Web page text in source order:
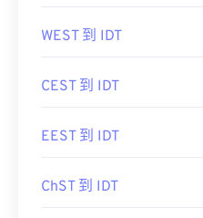
WEST 到 IDT
CEST 到 IDT
EEST 到 IDT
ChST 到 IDT